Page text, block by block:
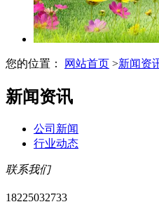
您的位置： 网站首页 >新闻资
新闻资讯
公司新闻
行业动态
联系我们
18225032733